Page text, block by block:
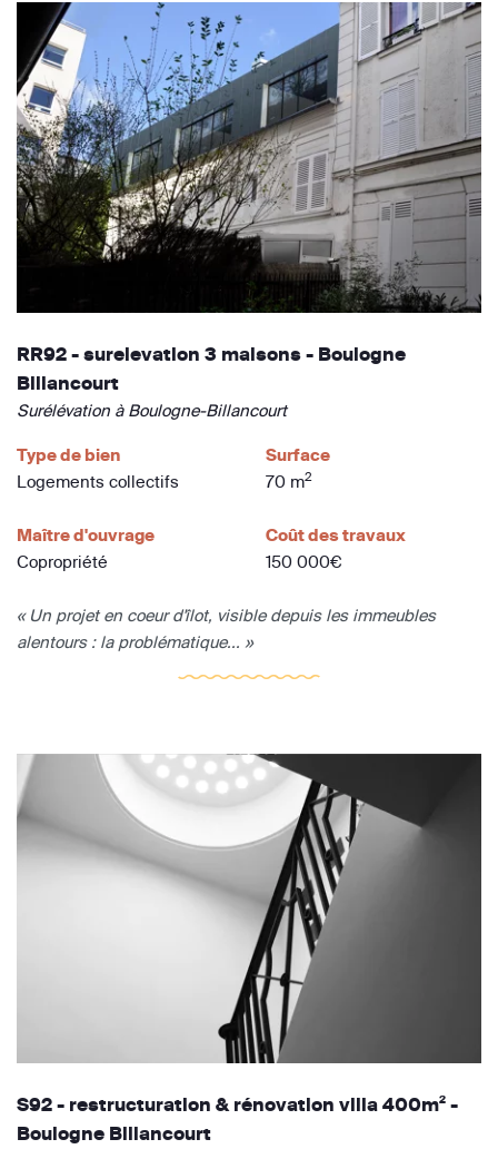
RR92 - surelevation 3 maisons - Boulogne
Billancourt
Surélévation à Boulogne-Billancourt
Type de bien
Logements collectifs
Surface
70 m2
Maître d'ouvrage
Copropriété
Coût des travaux
150 000€
« Un projet en coeur d'îlot, visible depuis les immeubles
alentours : la problématique... »
S92 - restructuration & rénovation villa 400m² -
Boulogne Billancourt